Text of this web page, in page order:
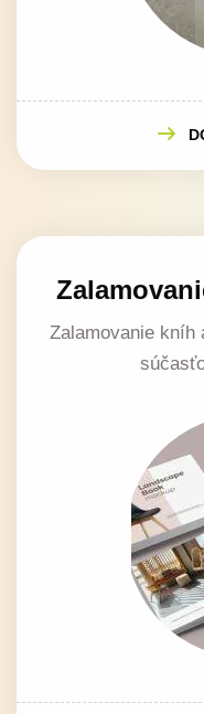
Zalamovanie kníh